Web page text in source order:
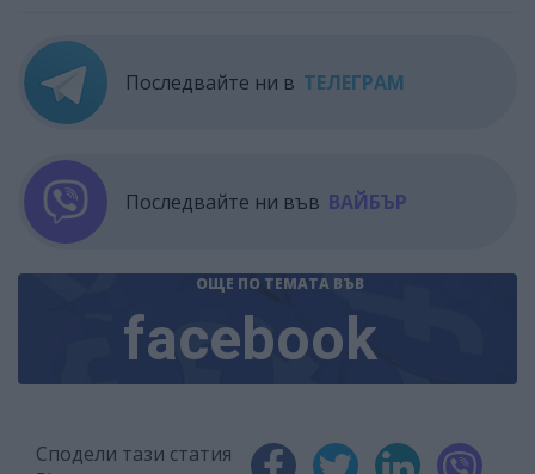
Последвайте ни в ТЕЛЕГРАМ
Последвайте ни във ВАЙБЪР
ОЩЕ ПО ТЕМАТА ВЪВ
facebook
Сподели тази статия